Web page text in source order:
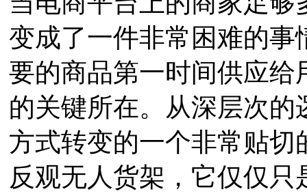
变成了一件非常困难的
要的商品第一时间供应
的关键所在。从深层次
方式转变的一个非常贴切
反观无人货架，它仅仅